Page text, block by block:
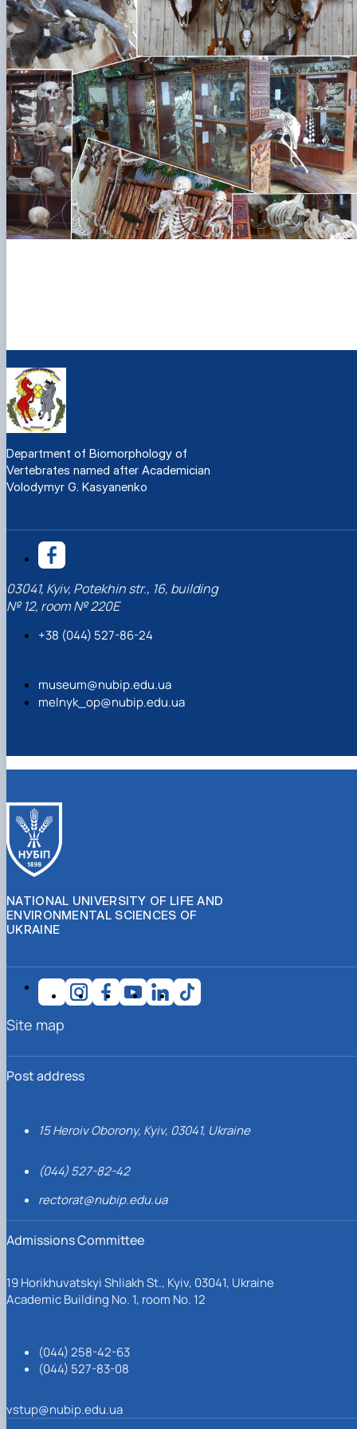
Department of Biomorphology of
Vertebrates named after Academician
Volodymyr G. Kasyanenko
03041, Kyiv, Potekhin str., 16, building
№ 12, room № 220Е
+38 (044) 527-86-24
museum@nubip.edu.ua
melnyk_op@nubip.edu.ua
NATIONAL UNIVERSITY OF LIFE AND
ENVIRONMENTAL SCIENCES OF
UKRAINE
Post address
15 Heroiv Oborony, Kyiv, 03041, Ukraine
(044) 527-82-42
rectorat@nubip.edu.ua
Admissions Committee
19 Horikhuvatskyi Shliakh St., Kyiv, 03041, Ukraine
Academic Building No. 1, room No. 12
(044) 258-42-63
(044) 527-83-08
vstup@nubip.edu.ua
Site map